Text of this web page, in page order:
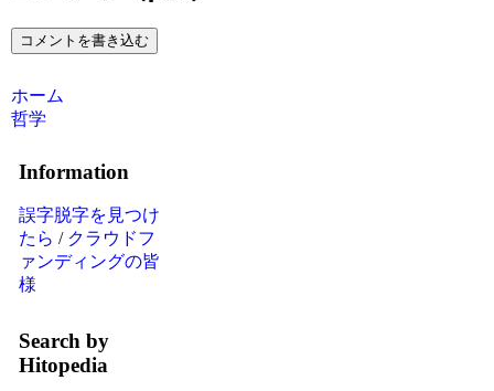
コメントを書き込む
ホーム
哲学
Information
誤字脱字を見つけ
たら / クラウドフ
ァンディングの皆
様
Search by
Hitopedia